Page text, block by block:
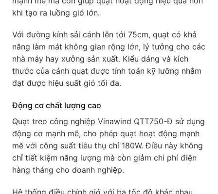
khi tạo ra luồng gió lớn.
Với đường kính sải cánh lên tới 75cm, quạt có khả
năng làm mát không gian rộng lớn, lý tưởng cho các
nhà máy hay xưởng sản xuất. Kiểu dáng và kích
thước của cánh quạt được tính toán kỹ lưỡng nhằm
đạt được hiệu suất gió tối đa.
Động cơ chất lượng cao
Quạt treo công nghiệp Vinawind QTT750-Đ sử dụng
động cơ mạnh mẽ, cho phép quạt hoạt động mạnh
mẽ với công suất tiêu thụ chỉ 180W. Điều này không
chỉ tiết kiệm năng lượng mà còn giảm chi phí điện
hàng tháng cho doanh nghiệp.
Hệ thống điều chỉnh gió với ba tốc độ khác nhau